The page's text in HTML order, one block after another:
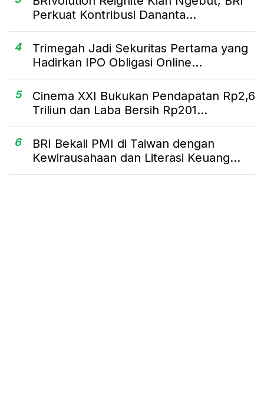
Perkuat Kontribusi Dananta...
4
Trimegah Jadi Sekuritas Pertama yang
Hadirkan IPO Obligasi Online...
5
Cinema XXI Bukukan Pendapatan Rp2,6
Triliun dan Laba Bersih Rp201...
6
BRI Bekali PMI di Taiwan dengan
Kewirausahaan dan Literasi Keuang...